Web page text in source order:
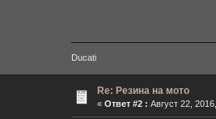
Ducati
Re: Резина на мото
« Ответ #2 : Август 22,